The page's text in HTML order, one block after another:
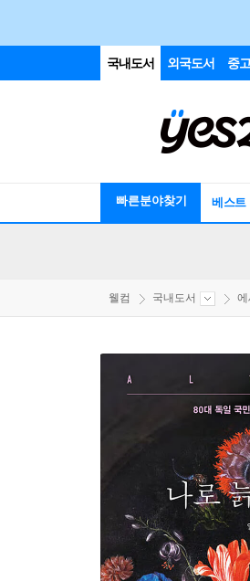
국내도서 외국도서 중
빠른분야찾기 베스트
웰컴 국내도서 에